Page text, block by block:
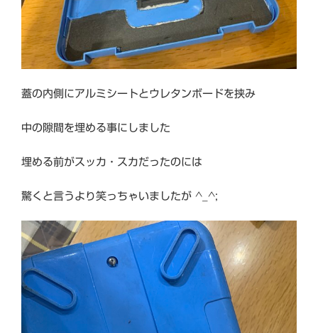
蓋の内側にアルミシートとウレタンボードを挟み
中の隙間を埋める事にしました
埋める前がスッカ・スカだったのには
驚くと言うより笑っちゃいましたが ^_^;